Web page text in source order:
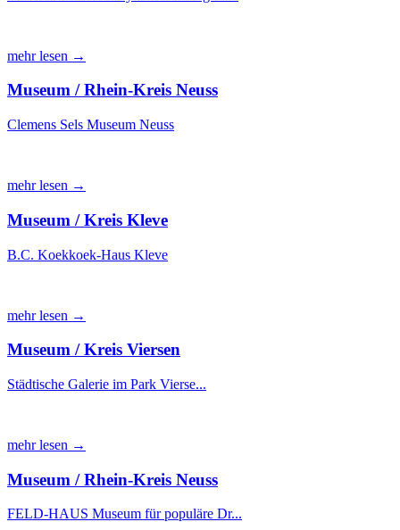
mehr lesen →
Museum / Rhein-Kreis Neuss
Clemens Sels Museum Neuss
mehr lesen →
Museum / Kreis Kleve
B.C. Koekkoek-Haus Kleve
mehr lesen →
Museum / Kreis Viersen
Städtische Galerie im Park Vierse...
mehr lesen →
Museum / Rhein-Kreis Neuss
FELD-HAUS Museum für populäre Dr...